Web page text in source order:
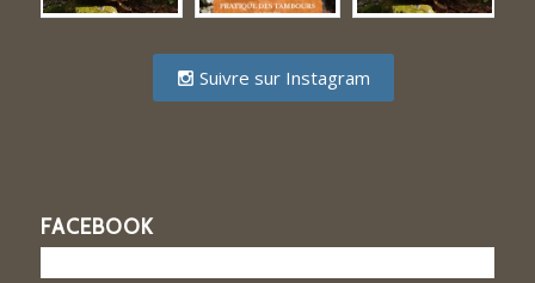
Suivre sur Instagram
FACEBOOK